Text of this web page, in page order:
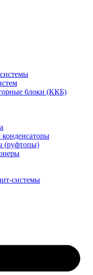
блоки (ККБ)
(руфтопы)
системы